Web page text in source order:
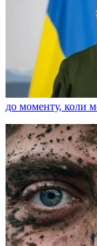
до моменту, коли